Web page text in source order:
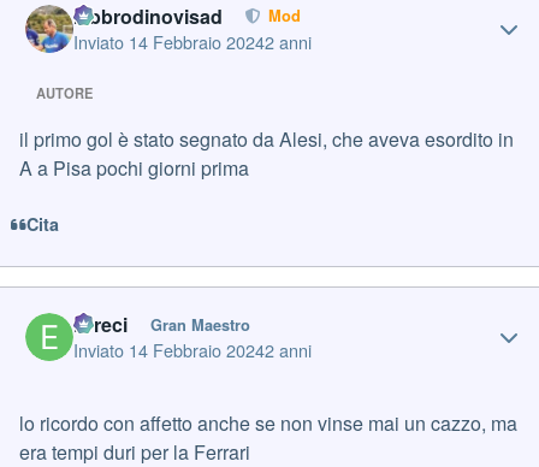
labbrodinovisad Mod
Inviato 14 Febbraio 20242 anni
AUTORE
il primo gol è stato segnato da Alesi, che aveva esordito in
A a Pisa pochi giorni prima
Cita
Erreci Gran Maestro
Inviato 14 Febbraio 20242 anni
lo ricordo con affetto anche se non vinse mai un cazzo, ma
era tempi duri per la Ferrari